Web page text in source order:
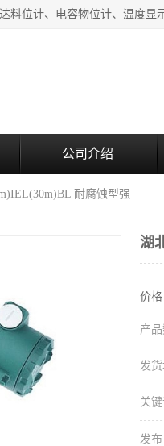
公司介绍
耐腐蚀型强
湖
价格
产品
发货
关键
发布